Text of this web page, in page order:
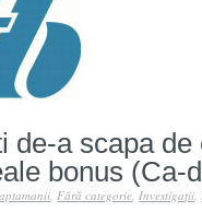
de-a scapa
bonus (Ca-
,Fără categorie,Investigaţii,